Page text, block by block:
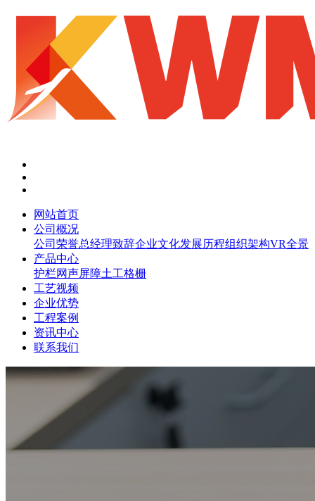
网站首页
公司概况
公司荣誉总经理致辞企业文化发展历程组织架构VR全景
产品中心
护栏网声屏障土工格栅
工艺视频
企业优势
工程案例
资讯中心
联系我们